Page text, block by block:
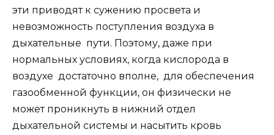
эти приводят к сужению просвета и
невозможность поступления воздуха в
дыхательные пути. Поэтому, даже при
нормальных условиях, когда кислорода в
воздухе достаточно вполне, для обеспечения
газообменной функции, он физически не
может проникнуть в нижний отдел
дыхательной системы и насытить кровь